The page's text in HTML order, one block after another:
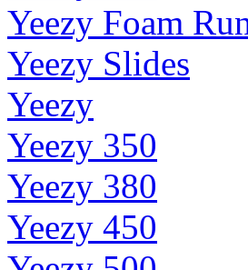
Yeezy Foam
Yeezy Slides
Yeezy
Yeezy 350
Yeezy 380
Yeezy 450